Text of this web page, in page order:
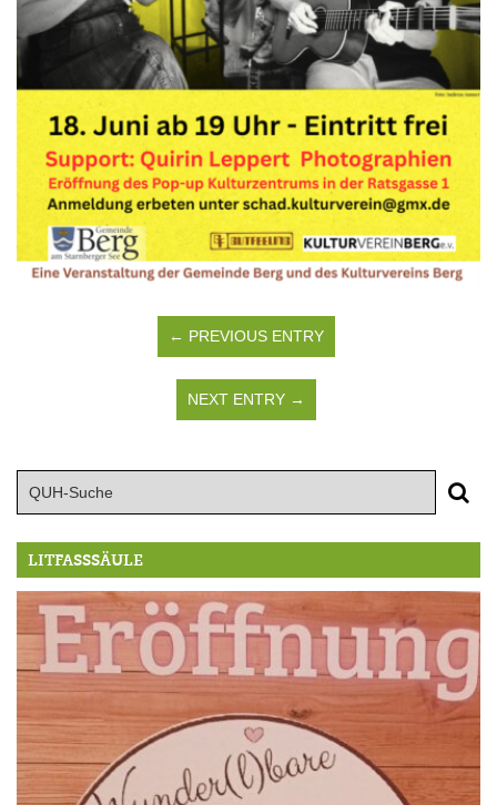
← PREVIOUS ENTRY
NEXT ENTRY →
LITFASSSÄULE